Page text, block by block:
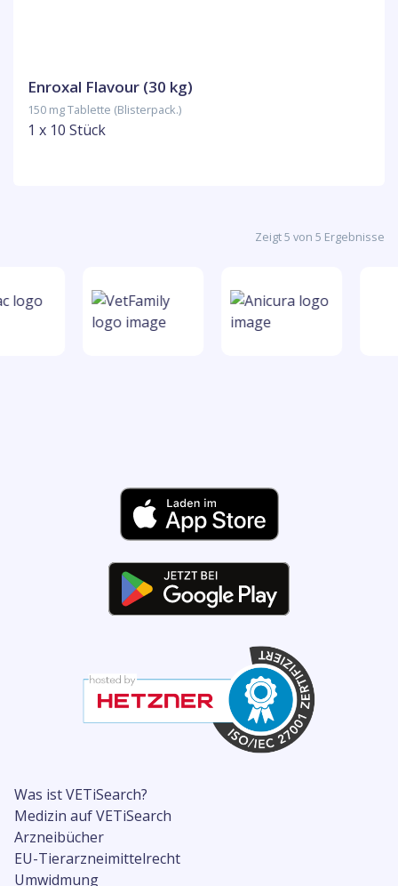
Enroxal Flavour (30 kg)
150 mg Tablette (Blisterpack.)
1 x 10 Stück
Zeigt 5 von 5 Ergebnisse
Was ist VETiSearch?
Medizin auf VETiSearch
Arzneibücher
EU-Tierarzneimittelrecht
Umwidmung